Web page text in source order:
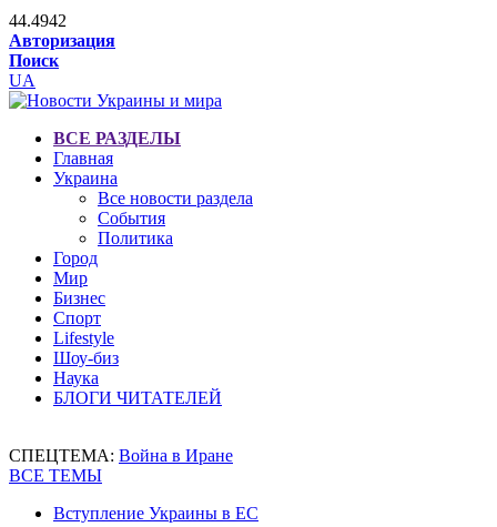
44.4942
Авторизация
Поиск
UA
ВСЕ РАЗДЕЛЫ
Главная
Украина
Все новости раздела
События
Политика
Город
Мир
Бизнес
Спорт
Lifestyle
Шоу-биз
Наука
БЛОГИ ЧИТАТЕЛЕЙ
СПЕЦТЕМА: Война в Иране
ВСЕ ТЕМЫ
Вступление Украины в ЕС